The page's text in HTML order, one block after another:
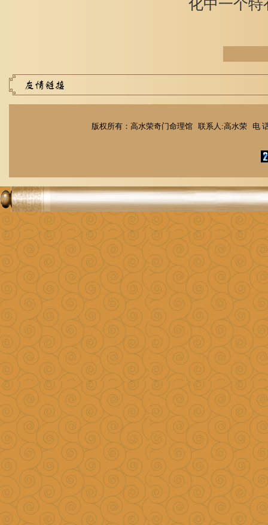
化中一个特
版权所有：高水荣奇门命理馆 联系人:高水荣 电